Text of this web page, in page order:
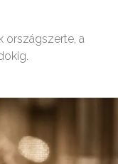
országszerte, a